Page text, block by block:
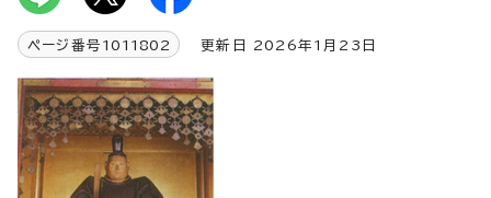
ページ番号 1011802 更新日 2026年1月23日